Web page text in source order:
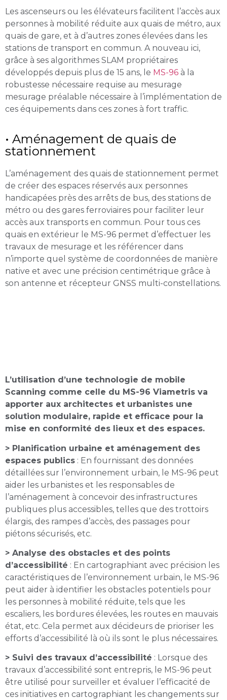
Les ascenseurs ou les élévateurs facilitent l’accès aux
personnes à mobilité réduite aux quais de métro, aux
quais de gare, et à d’autres zones élevées dans les
stations de transport en commun. A nouveau ici,
grâce à ses algorithmes SLAM propriétaires
développés depuis plus de 15 ans, le MS-96 à la
robustesse nécessaire requise au mesurage
mesurage préalable nécessaire à l’implémentation de
ces équipements dans ces zones à fort traffic.
• Aménagement de quais de
stationnement
L’aménagement des quais de stationnement permet
de créer des espaces réservés aux personnes
handicapées près des arrêts de bus, des stations de
métro ou des gares ferroviaires pour faciliter leur
accès aux transports en commun. Pour tous ces
quais en extérieur le MS-96 permet d’effectuer les
travaux de mesurage et les référencer dans
n’importe quel système de coordonnées de manière
native et avec une précision centimétrique grâce à
son antenne et récepteur GNSS multi-constellations.
L’utilisation d’une technologie de mobile
Scanning comme celle du MS-96 Viametris va
apporter aux architectes et urbanistes une
solution modulaire, rapide et efficace pour la
mise en conformité des lieux et des espaces.
> Planification urbaine et aménagement des
espaces publics : En fournissant des données
détaillées sur l’environnement urbain, le MS-96 peut
aider les urbanistes et les responsables de
l’aménagement à concevoir des infrastructures
publiques plus accessibles, telles que des trottoirs
élargis, des rampes d’accès, des passages pour
piétons sécurisés, etc.
> Analyse des obstacles et des points
d’accessibilité : En cartographiant avec précision les
caractéristiques de l’environnement urbain, le MS-96
peut aider à identifier les obstacles potentiels pour
les personnes à mobilité réduite, tels que les
escaliers, les bordures élevées, les routes en mauvais
état, etc. Cela permet aux décideurs de prioriser les
efforts d’accessibilité là où ils sont le plus nécessaires.
> Suivi des travaux d’accessibilité : Lorsque des
travaux d’accessibilité sont entrepris, le MS-96 peut
être utilisé pour surveiller et évaluer l’efficacité de
ces initiatives en cartographiant les changements sur